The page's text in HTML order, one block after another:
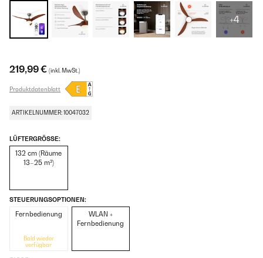
+4
219,99 € (inkl. MwSt.)
Produktdatenblatt
ARTIKELNUMMER: 10047032
LÜFTERGRÖSSE:
132 cm (Räume
13–25 m²)
STEUERUNGSOPTIONEN:
Fernbedienung
Bald wieder
verfügbar
WLAN +
Fernbedienung